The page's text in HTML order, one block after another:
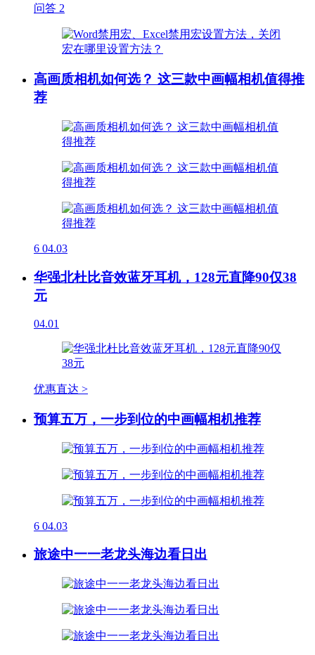
问答 2
高画质相机如何选？ 这三款中画幅相机值得推
荐
6 04.03
华强北杜比音效蓝牙耳机，128元直降90仅38
元
04.01
优惠直达 >
预算五万，一步到位的中画幅相机推荐
6 04.03
旅途中一一老龙头海边看日出